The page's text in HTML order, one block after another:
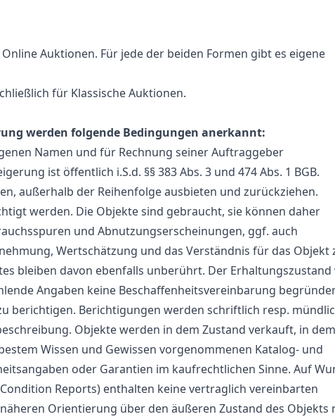
Auktionen. Für jede der beiden Formen gibt es eigene
für Klassische Auktionen.
werden folgende Bedingungen anerkannt:
Namen und für Rechnung seiner Auftraggeber
ist öffentlich i.S.d. §§ 383 Abs. 3 und 474 Abs. 1 BGB.
außerhalb der Reihenfolge ausbieten und zurückziehen.
werden. Die Objekte sind gebraucht, sie können daher
und Abnutzungserscheinungen, ggf. auch
Wertschätzung und das Verständnis für das Objekt
bleiben davon ebenfalls unberührt. Der Erhaltungszustand
Angaben keine Beschaffenheitsvereinbarung
berichtigen. Berichtigungen werden schriftlich resp.
Objekte werden in dem Zustand verkauft, in
Wissen und Gewissen vorgenommenen Katalog- und
oder Garantien im kaufrechtlichen Sinne. Auf
Reports) enthalten keine vertraglich vereinbarten
Orientierung über den äußeren Zustand des Objekts